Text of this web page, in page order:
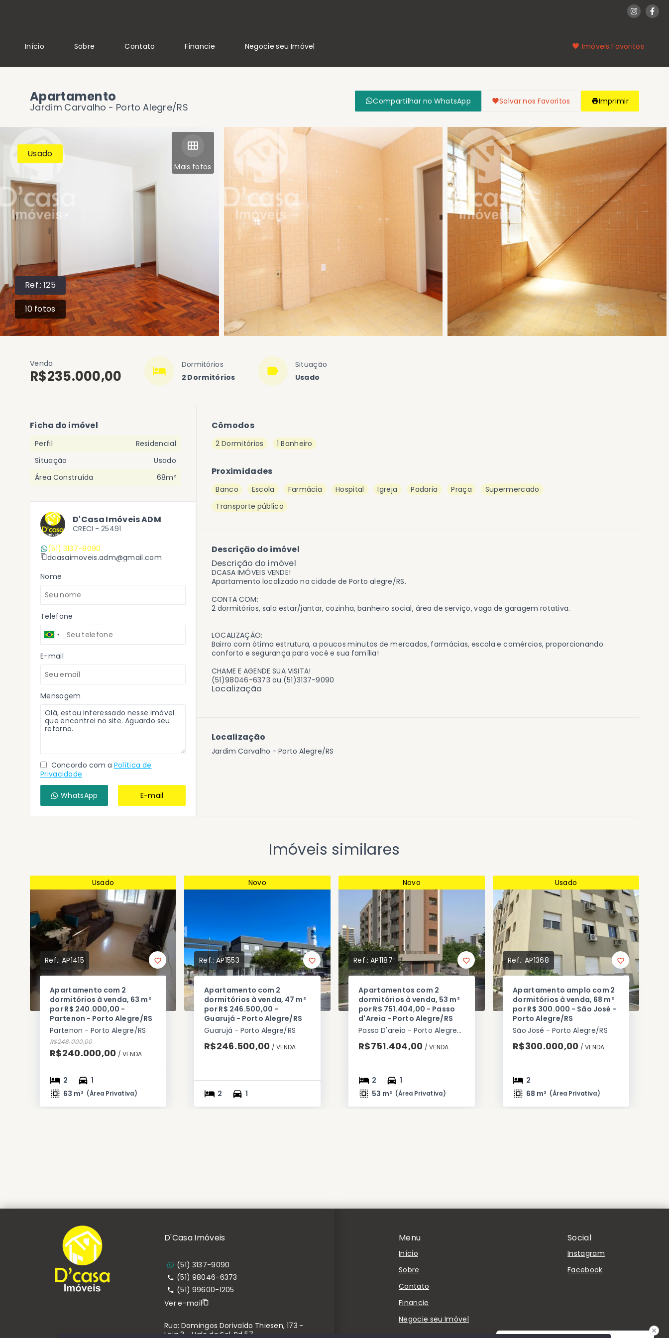
Início Sobre Contato Financie Negocie seu Imóvel Imóveis Favoritos
Apartamento
Jardim Carvalho - Porto Alegre/RS
Compartilhar no WhatsApp Salvar nos Favoritos Imprimir
Ref.:125
10 fotos
Mais fotos
Usado
Venda
R$235.000,00
Dormitórios
2 Dormitórios
Situação
Usado
Cômodos
2 Dormitórios 1 Banheiro
Proximidades
Banco Escola Farmácia Hospital Igreja Padaria Praça
Supermercado
Transporte público
Descrição do imóvel
Descrição do imóvel
DCASA IMÓVEIS VENDE!
Apartamento localizado na cidade de Porto alegre/RS.
CONTA COM:
2 dormitórios, sala estar/jantar, cozinha, banheiro social, área de serviço, vaga de garagem rotativa.
LOCALIZAÇÃO:
Bairro com ótima estrutura, a poucos minutos de mercados, farmácias, escola e comércios, proporcionando
conforto e segurança para você e sua família!
CHAME E AGENDE SUA VISITA!
(51)98046-6373 ou (51)3137-9090
Localização
Localização
Jardim Carvalho - Porto Alegre/RS
Ficha do imóvel
Perfil
Residencial
Situação
Usado
Área Construída
68m²
D'Casa Imóveis ADM
CRECI - 25491
(51) 3137-9090
dcasaimoveis.adm@gmail.com
Nome
Telefone
E-mail
Mensagem
Concordo com a Política de
Privacidade
WhatsApp E-mail
Imóveis similares
Usado
Ref.:AP1415
Apartamento com 2
dormitórios à venda, 63 m²
por R$ 240.000,00 -
Partenon - Porto Alegre/RS
Partenon - Porto Alegre/RS
R$248.000,00
R$240.000,00 / VENDA
2
1
63 m² (Área Privativa)
Novo
Ref.:AP1553
Apartamento com 2
dormitórios à venda, 47 m²
por R$ 246.500,00 -
Guarujá - Porto Alegre/RS
Guarujá - Porto Alegre/RS
R$246.500,00 / VENDA
2 1
Novo
Ref.:AP1187
Apartamentos com 2
dormitórios à venda, 53 m²
por R$ 751.404,00 - Passo
d'Areia - Porto Alegre/RS
Passo D'areia - Porto Alegre/RS
R$751.404,00 / VENDA
2
1
53 m² (Área Privativa)
Usado
Ref.:AP1368
Apartamento amplo com 2
dormitórios à venda, 68 m²
por R$ 300.000 - São José -
Porto Alegre/RS
São José - Porto Alegre/RS
R$300.000,00 / VENDA
2
68 m² (Área Privativa)
Menu
Início
Sobre
Contato
Financie
Negocie seu Imóvel
Social
Instagram
Facebook
D'Casa Imóveis
(51) 3137-9090
(51) 98046-6373
(51) 99600-1205
Ver e-mail
Rua: Domingos Dorivaldo Thiesen, 173 -
Loja 3 - Vale do Sol, Pd 57,